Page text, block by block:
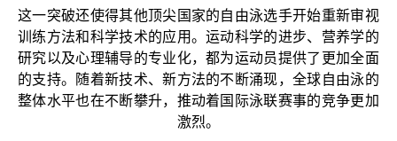
这一突破还使得其他顶尖国家的自由泳选手开始重新审视
训练方法和科学技术的应用。运动科学的进步、营养学的
研究以及心理辅导的专业化，都为运动员提供了更加全面
的支持。随着新技术、新方法的不断涌现，全球自由泳的
整体水平也在不断攀升，推动着国际泳联赛事的竞争更加
激烈。